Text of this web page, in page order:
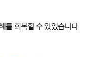
를 회복할 수 있었습니다.